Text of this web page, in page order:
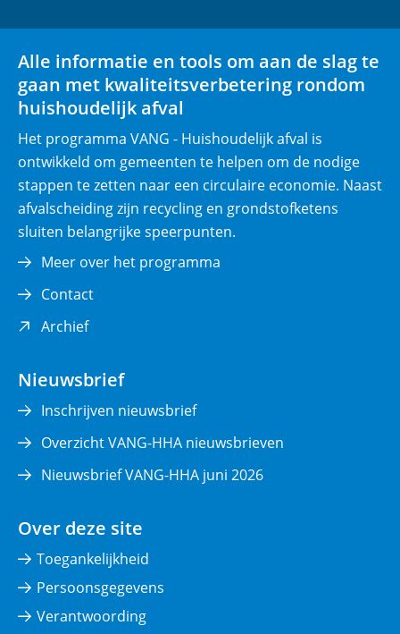
c
h
t
)
Alle informatie en tools om aan de slag te
gaan met kwaliteitsverbetering rondom
huishoudelijk afval
Het programma VANG - Huishoudelijk afval is
ontwikkeld om gemeenten te helpen om de nodige
stappen te zetten naar een circulaire economie. Naast
afvalscheiding zijn recycling en grondstofketens
sluiten belangrijke speerpunten.
Meer over het programma
Contact
Archief(opent
nieuw
Nieuwsbrief
Inschrijven nieuwsbrief
Overzicht VANG-HHA nieuwsbrieven
Nieuwsbrief VANG-HHA juni 2026
Over deze site
Toegankelijkheid
Persoonsgegevens
Verantwoording